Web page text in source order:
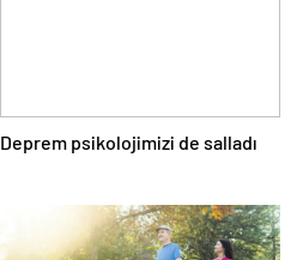
Deprem psikolojimizi de salladı